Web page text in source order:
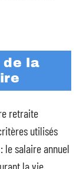
la
retraite
utilisés
le salaire annuel
la vie